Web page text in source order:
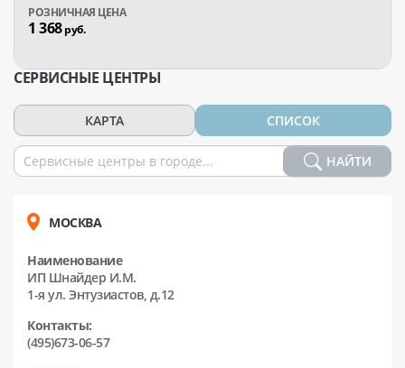
1 368руб.
СЕРВИСНЫЕ ЦЕНТРЫ
КАРТА СПИСОК
НАЙТИ
МОСКВА
Наименование
ИП Шнайдер И.М.
1-я ул. Энтузиастов, д.12
Контакты:
(495)673-06-57